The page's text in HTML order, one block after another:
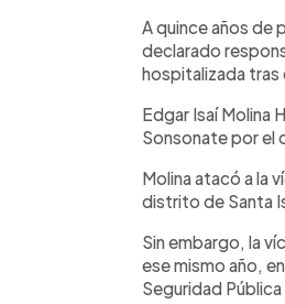
►
A quince años de
declarado
hospitalizada tras
Edgar Isaí Molina
Sonsonate por el
Molina atacó a la
distrito de Santa
Sin embargo, la
ese mismo año,
Seguridad